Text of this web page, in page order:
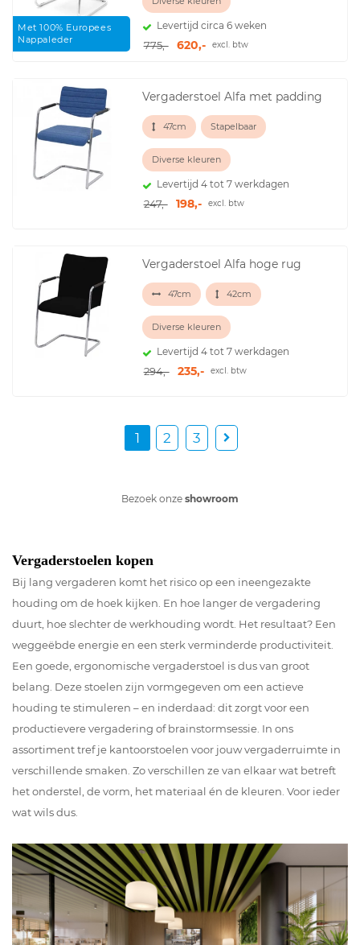
Met 100% Europees
Nappaleder
Levertijd circa 6 weken
775,- 620,- excl. btw
Vergaderstoel Alfa met padding
47cm Stapelbaar
Diverse kleuren
Levertijd 4 tot 7 werkdagen
247,- 198,- excl. btw
Vergaderstoel Alfa hoge rug
47cm 42cm
Diverse kleuren
Levertijd 4 tot 7 werkdagen
294,- 235,- excl. btw
1 2 3
Bezoek onze showroom
Vergaderstoelen kopen
Bij lang vergaderen komt het risico op een ineengezakte
houding om de hoek kijken. En hoe langer de vergadering
duurt, hoe slechter de werkhouding wordt. Het resultaat? Een
weggeëbde energie en een sterk verminderde productiviteit.
Een goede, ergonomische vergaderstoel is dus van groot
belang. Deze stoelen zijn vormgegeven om een actieve
houding te stimuleren – en inderdaad: dit zorgt voor een
productievere vergadering of brainstormsessie. In ons
assortiment tref je kantoorstoelen voor jouw vergaderruimte in
verschillende smaken. Zo verschillen ze van elkaar wat betreft
het onderstel, de vorm, het materiaal én de kleuren. Voor ieder
wat wils dus.